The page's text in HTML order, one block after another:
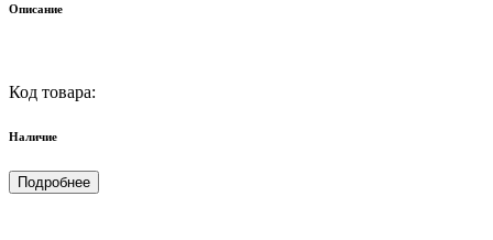
Описание
Код товара:
Наличие
Подробнее